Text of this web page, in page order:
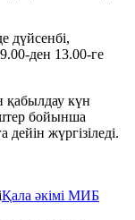
дүйсенбі,
9.00-ден 13.00-ге
қабылдау күн
бойынша
дейін жүргізіледі.
Қала әкімі МИБ